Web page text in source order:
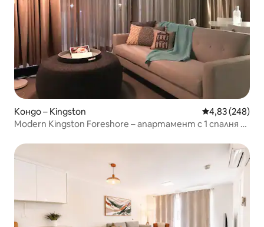
Кондо – Kingston Средна
4,83 (248)
Modern Kingston Foreshore – апартамент с 1 спалня с